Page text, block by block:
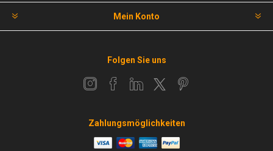
Mein Konto
Folgen Sie uns
Zahlungsmöglichkeiten